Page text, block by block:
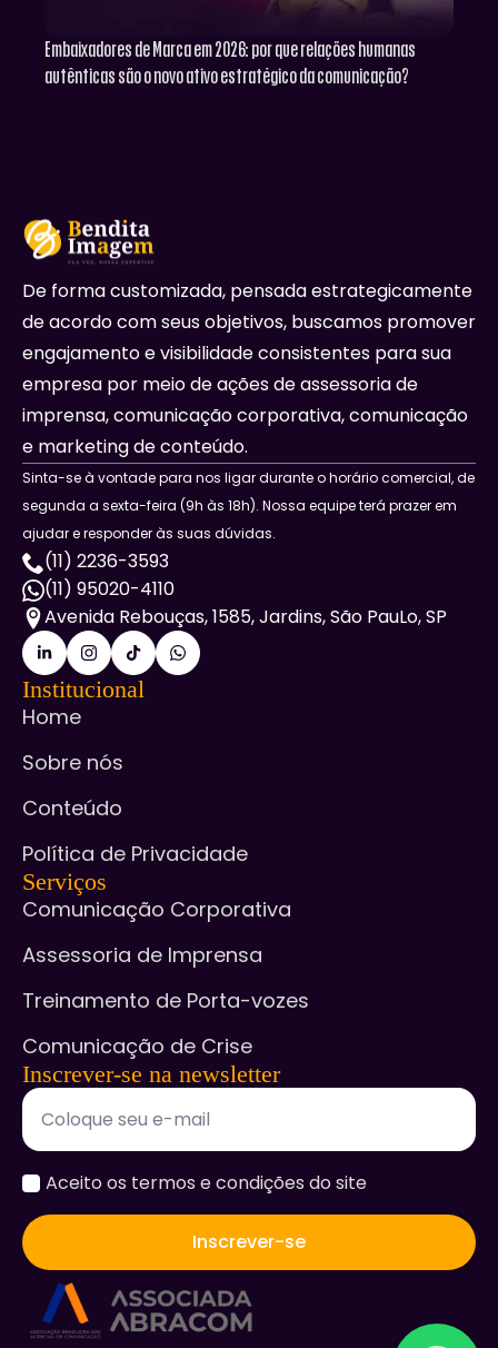
Embaixadores de Marca em 2026: por que relações humanas
autênticas são o novo ativo estratégico da comunicação?
De forma customizada, pensada estrategicamente
de acordo com seus objetivos, buscamos promover
engajamento e visibilidade consistentes para sua
empresa por meio de ações de assessoria de
imprensa, comunicação corporativa, comunicação
e marketing de conteúdo.
Sinta-se à vontade para nos ligar durante o horário comercial, de
segunda a sexta-feira (9h às 18h). Nossa equipe terá prazer em
ajudar e responder às suas dúvidas.
(11) 2236-3593
(11) 95020-4110
Avenida Rebouças, 1585, Jardins, São PauLo, SP
Institucional
Home
Sobre nós
Conteúdo
Política de Privacidade
Serviços
Comunicação Corporativa
Assessoria de Imprensa
Treinamento de Porta-vozes
Comunicação de Crise
Inscrever-se na newsletter
accept
Aceito os termos e condições do site
Inscrever-se